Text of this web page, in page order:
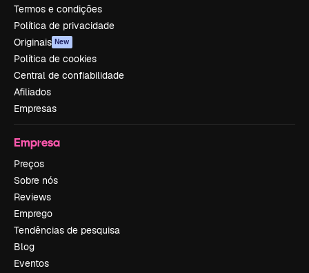
Termos e condições
Política de privacidade
Originais New
Política de cookies
Central de confiabilidade
Afiliados
Empresas
Empresa
Preços
Sobre nós
Reviews
Emprego
Tendências de pesquisa
Blog
Eventos